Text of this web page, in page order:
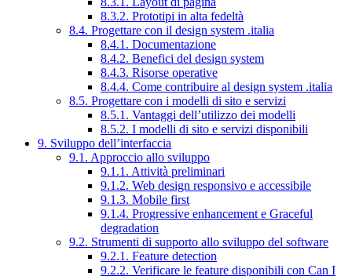
8.3.2. Prototipi in alta fedeltà
8.4. Progettare con il design system .italia
8.4.1. Documentazione
8.4.2. Benefici del design system
8.4.3. Risorse operative
8.4.4. Come contribuire al design system .italia
8.5. Progettare con i modelli di sito e servizi
8.5.1. Vantaggi dell’utilizzo dei modelli
8.5.2. I modelli di sito e servizi disponibili
9. Sviluppo dell’interfaccia
9.1. Approccio allo sviluppo
9.1.1. Attività preliminari
9.1.2. Web design responsivo e accessibile
9.1.3. Mobile first
9.1.4. Progressive enhancement e Graceful
degradation
9.2. Strumenti di supporto allo sviluppo del software
9.2.1. Feature detection
9.2.2. Verificare le feature disponibili con Can I